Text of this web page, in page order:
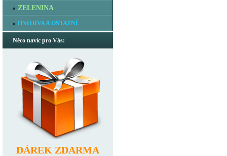
ZELENINA
HNOJIVA A OSTATNÍ
Něco navíc pro Vás:
DÁREK ZDARMA